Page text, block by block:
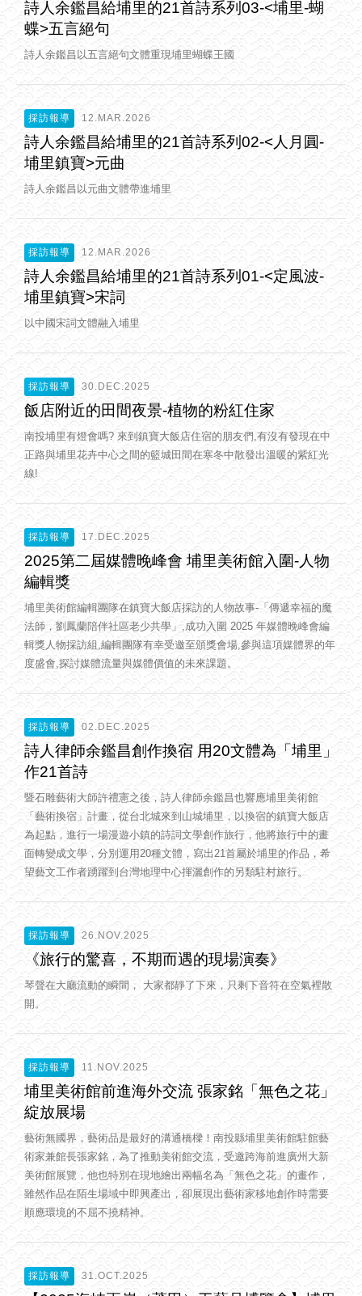
詩人余鑑昌給埔里的21首詩系列03-<埔里-蝴
蝶>五言絕句
詩人余鑑昌以五言絕句文體重現埔里蝴蝶王國
採訪報導 12.MAR.2026
詩人余鑑昌給埔里的21首詩系列02-<人月圓-
埔里鎮寶>元曲
詩人余鑑昌以元曲文體帶進埔里
採訪報導 12.MAR.2026
詩人余鑑昌給埔里的21首詩系列01-<定風波-
埔里鎮寶>宋詞
以中國宋詞文體融入埔里
採訪報導 30.DEC.2025
飯店附近的田間夜景-植物的粉紅住家
南投埔里有燈會嗎? 來到鎮寶大飯店住宿的朋友們,有沒有發現在中
正路與埔里花卉中心之間的籃城田間在寒冬中散發出溫暖的紫紅光
線!
採訪報導 17.DEC.2025
2025第二屆媒體晚峰會 埔里美術館入圍-人物
編輯獎
埔里美術館編輯團隊在鎮寶大飯店採訪的人物故事-「傳遞幸福的魔
法師，劉鳳蘭陪伴社區老少共學」,成功入圍 2025 年媒體晚峰會編
輯獎人物採訪組,編輯團隊有幸受邀至頒獎會場,參與這項媒體界的年
度盛會,探討媒體流量與媒體價值的未來課題。
採訪報導 02.DEC.2025
詩人律師余鑑昌創作換宿 用20文體為「埔里」
作21首詩
暨石雕藝術大師許禮憲之後，詩人律師余鑑昌也響應埔里美術館
「藝術換宿」計畫，從台北城來到山城埔里，以換宿的鎮寶大飯店
為起點，進行一場漫遊小鎮的詩詞文學創作旅行，他將旅行中的畫
面轉變成文學，分別運用20種文體，寫出21首屬於埔里的作品，希
望藝文工作者踴躍到台灣地理中心揮灑創作的另類駐村旅行。
採訪報導 26.NOV.2025
《旅行的驚喜，不期而遇的現場演奏》
琴聲在大廳流動的瞬間， 大家都靜了下來，只剩下音符在空氣裡散
開。
採訪報導 11.NOV.2025
埔里美術館前進海外交流 張家銘「無色之花」
綻放展場
藝術無國界，藝術品是最好的溝通橋樑！南投縣埔里美術館駐館藝
術家兼館長張家銘，為了推動美術館交流，受邀跨海前進廣州大新
美術館展覽，他也特別在現地繪出兩幅名為「無色之花」的畫作，
雖然作品在陌生場域中即興產出，卻展現出藝術家移地創作時需要
順應環境的不屈不撓精神。
採訪報導 31.OCT.2025